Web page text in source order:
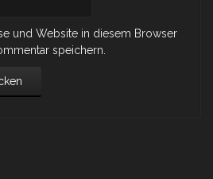
und Website in diesem Browser
speichern.